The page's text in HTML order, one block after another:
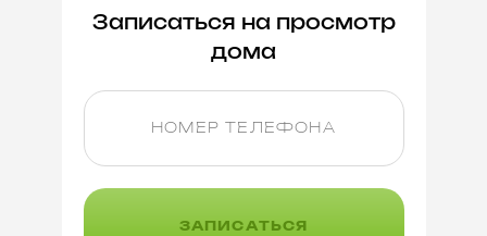
Записаться на просмотр
дома
ЗАПИСАТЬСЯ